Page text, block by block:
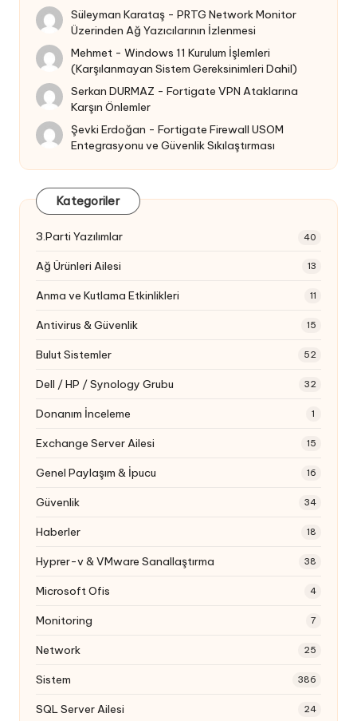
Süleyman Karataş -PRTG Network Monitor
Üzerinden Ağ Yazıcılarının İzlenmesi
Mehmet -Windows 11 Kurulum İşlemleri
(Karşılanmayan Sistem Gereksinimleri Dahil)
Serkan DURMAZ -Fortigate VPN Ataklarına
Karşın Önlemler
Şevki Erdoğan -Fortigate Firewall USOM
Entegrasyonu ve Güvenlik Sıkılaştırması
Kategoriler
3.Parti Yazılımlar 40
Ağ Ürünleri Ailesi 13
Anma ve Kutlama Etkinlikleri 11
Antivirus & Güvenlik 15
Bulut Sistemler 52
Dell / HP / Synology Grubu 32
Donanım İnceleme 1
Exchange Server Ailesi 15
Genel Paylaşım & İpucu 16
Güvenlik 34
Haberler 18
Hyprer-v & VMware Sanallaştırma 38
Microsoft Ofis 4
Monitoring 7
Network 25
Sistem 386
SQL Server Ailesi 24